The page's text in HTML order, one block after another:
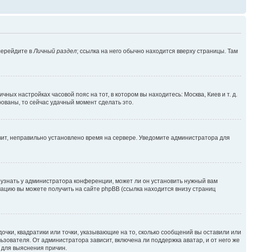
вЛичный раздел; ссылка на него обычно находится вверху страницы. Там
настройках часовой пояс на тот, в котором вы находитесь: Москва, Киев и т. д.
то сейчас удачный момент сделать это.
неправильно установлено время на сервере. Уведомите администратора для
у администратора конференции, может ли он установить нужный вам
вы можете получить на сайте phpBB (ссылка находится внизу страниц
квадратики или точки, указывающие на то, сколько сообщений вы оставили или
От администратора зависит, включена ли поддержка аватар, и от него же
выяснения причин.